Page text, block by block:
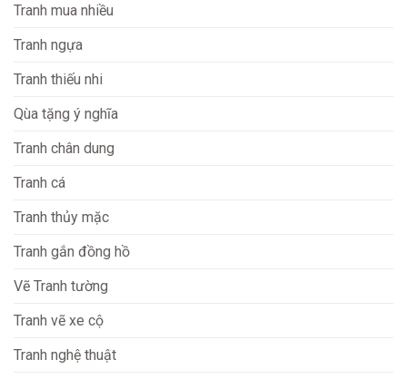
Tranh mua nhiều
Tranh ngựa
Tranh thiếu nhi
Qùa tặng ý nghĩa
Tranh chân dung
Tranh cá
Tranh thủy mặc
Tranh gắn đồng hồ
Vẽ Tranh tường
Tranh vẽ xe cộ
Tranh nghệ thuật